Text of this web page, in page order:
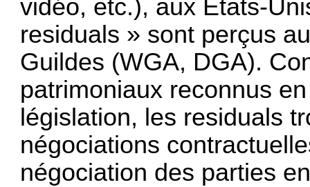
vidéo, etc.), aux Etats-
residuals » sont perçus
Guildes (WGA, DGA).
patrimoniaux reconnus
législation, les residuals
négociations
négociation des parties